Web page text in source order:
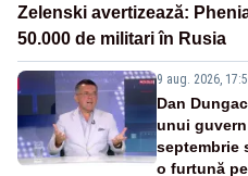
Zelenski avertizează:
50.000 de militari în Rusia
9 aug. 2026,
Dan
unui
septembrie
o furtună